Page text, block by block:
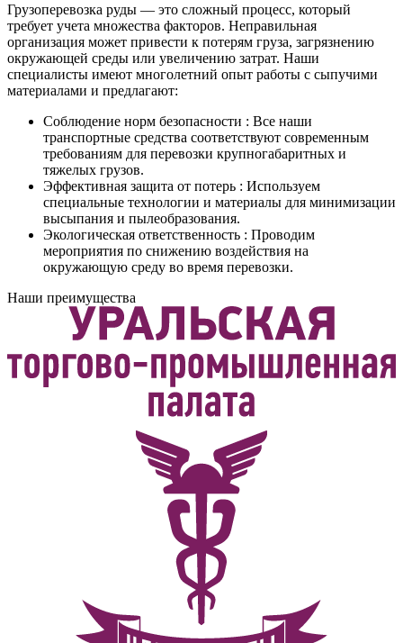
Грузоперевозка руды — это сложный процесс, который
требует учета множества факторов. Неправильная
организация может привести к потерям груза, загрязнению
окружающей среды или увеличению затрат. Наши
специалисты имеют многолетний опыт работы с сыпучими
материалами и предлагают:
Соблюдение норм безопасности : Все наши
транспортные средства соответствуют современным
требованиям для перевозки крупногабаритных и
тяжелых грузов.
Эффективная защита от потерь : Используем
специальные технологии и материалы для минимизации
высыпания и пылеобразования.
Экологическая ответственность : Проводим
мероприятия по снижению воздействия на
окружающую среду во время перевозки.
Наши преимущества